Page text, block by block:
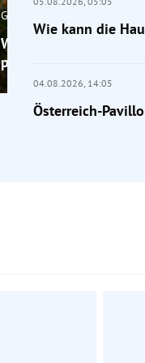
Gärtner-Tipp
Wenig Platz im
perfekt
Wie kann die
04.08.2026, 14:05
Österreich-